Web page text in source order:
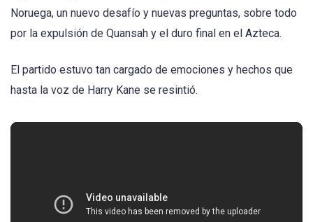
Noruega, un nuevo desafío y nuevas preguntas, sobre todo
por la expulsión de Quansah y el duro final en el Azteca.
El partido estuvo tan cargado de emociones y hechos que
hasta la voz de Harry Kane se resintió.